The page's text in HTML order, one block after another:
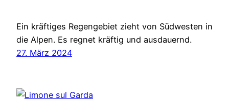
Ein kräftiges Regengebiet zieht von Südwesten in
die Alpen. Es regnet kräftig und ausdauernd.
27. März 2024